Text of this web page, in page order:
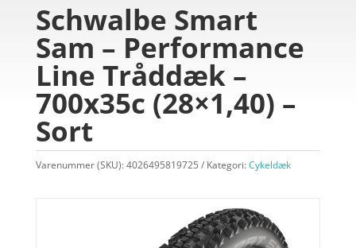
Schwalbe Smart
Sam – Performance
Line Tråddæk –
700x35c (28×1,40) –
Sort
Varenummer (SKU):4026495819725 Kategori:Cykeldæk